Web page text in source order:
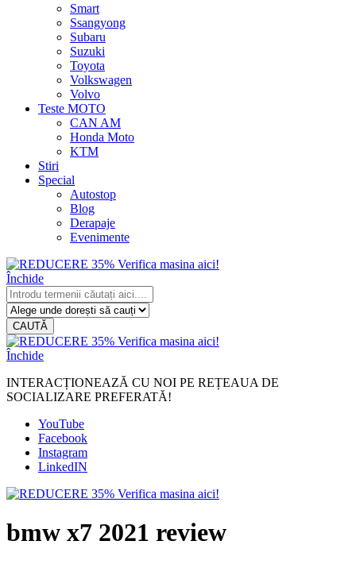
Smart
Ssangyong
Subaru
Suzuki
Toyota
Volkswagen
Volvo
Teste MOTO
CAN AM
Honda Moto
KTM
Stiri
Special
Autostop
Blog
Derapaje
Evenimente
Închide
CAUTĂ
Închide
INTERACȚIONEAZĂ CU NOI PE REȚEAUA DE
SOCIALIZARE PREFERATĂ!
YouTube
Facebook
Instagram
LinkedIN
bmw x7 2021 review